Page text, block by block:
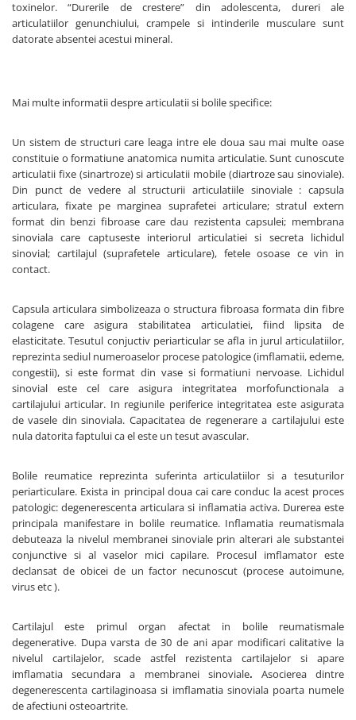
toxinelor. “Durerile de crestere” din adolescenta, dureri ale
articulatiilor genunchiului, crampele si intinderile musculare sunt
datorate absentei acestui mineral.
Mai multe informatii despre articulatii si bolile specifice:
Un sistem de structuri care leaga intre ele doua sau mai multe oase
constituie o formatiune anatomica numita articulatie. Sunt cunoscute
articulatii fixe (sinartroze) si articulatii mobile (diartroze sau sinoviale).
Din punct de vedere al structurii articulatiile sinoviale : capsula
articulara, fixate pe marginea suprafetei articulare; stratul extern
format din benzi fibroase care dau rezistenta capsulei; membrana
sinoviala care captuseste interiorul articulatiei si secreta lichidul
sinovial; cartilajul (suprafetele articulare), fetele osoase ce vin in
contact.
Capsula articulara simbolizeaza o structura fibroasa formata din fibre
colagene care asigura stabilitatea articulatiei, fiind lipsita de
elasticitate. Tesutul conjuctiv periarticular se afla in jurul articulatiilor,
reprezinta sediul numeroaselor procese patologice (imflamatii, edeme,
congestii), si este format din vase si formatiuni nervoase. Lichidul
sinovial este cel care asigura integritatea morfofunctionala a
cartilajului articular. In regiunile periferice integritatea este asigurata
de vasele din sinoviala. Capacitatea de regenerare a cartilajului este
nula datorita faptului ca el este un tesut avascular.
Bolile reumatice reprezinta suferinta articulatiilor si a tesuturilor
periarticulare. Exista in principal doua cai care conduc la acest proces
patologic: degenerescenta articulara si inflamatia activa. Durerea este
principala manifestare in bolile reumatice. Inflamatia reumatismala
debuteaza la nivelul membranei sinoviale prin alterari ale substantei
conjunctive si al vaselor mici capilare. Procesul imflamator este
declansat de obicei de un factor necunoscut (procese autoimune,
virus etc ).
Cartilajul este primul organ afectat in bolile reumatismale
degenerative. Dupa varsta de 30 de ani apar modificari calitative la
nivelul cartilajelor, scade astfel rezistenta cartilajelor si apare
imflamatia secundara a membranei sinoviale. Asocierea dintre
degenerescenta cartilaginoasa si imflamatia sinoviala poarta numele
de afectiuni osteoartrite.